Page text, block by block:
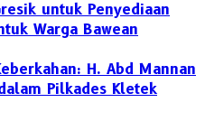
untuk Penyediaan
Warga Bawean
H. Abd Mannan
Pilkades Kletek